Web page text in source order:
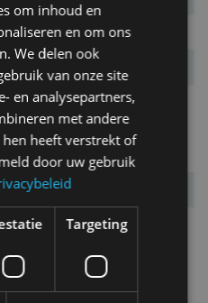
132 g/km
11,2 s
185 km/u
om inhoud en
en om ons
We delen ook
van onze site
en analysepartners,
met andere
heeft verstrekt of
door uw gebruik
Targeting